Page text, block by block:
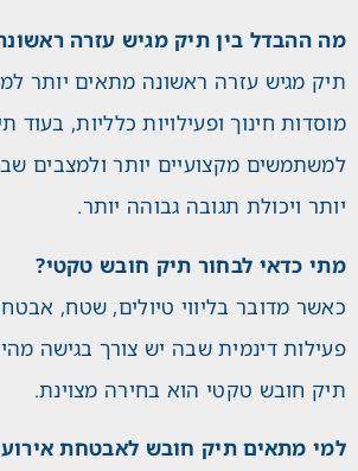
מה ההבדל בין תיק מגיש עזרה
תיק מגיש עזרה ראשונה מתאים יותר
מוסדות חינוך ופעילויות כלליות, בעוד
למשתמשים מקצועיים יותר ולמצבים
יותר ויכולת תגובה גבוהה יותר.
מתי כדאי לבחור תיק חובש טקטי?
כאשר מדובר בליווי טיולים, שטח,
פעילות דינמית שבה יש צורך בגישה
תיק חובש טקטי הוא בחירה מצוינת.
למי מתאים תיק חובש לאבטחת